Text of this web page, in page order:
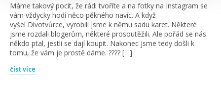
Máme takový pocit, že rádi tvoříte a na fotky na Instagram se
vám vždycky hodí něco pěkného navíc. A když
vyšel Divotvůrce, vyrobili jsme k němu sadu karet. Některé
jsme rozdali blogerům, některé prosoutěžili. Ale pořád se nás
někdo ptal, jestli se dají koupit. Nakonec jsme tedy došli k
tomu, že vám je prostě dáme. ???? […]
číst více